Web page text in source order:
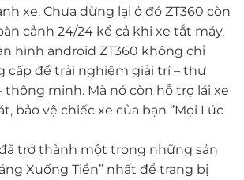
xe. Chưa dừng lại ở đó ZT360 còn
cảnh 24/24 kể cả khi xe tắt máy.
hình android ZT360 không chỉ
cấp để trải nghiệm giải trí – thư
thông minh. Mà nó còn hỗ trợ lái xe
bảo vệ chiếc xe của bạn ‘’Mọi Lúc
trở thành một trong những sản
Xuống Tiền’’ nhất để trang bị